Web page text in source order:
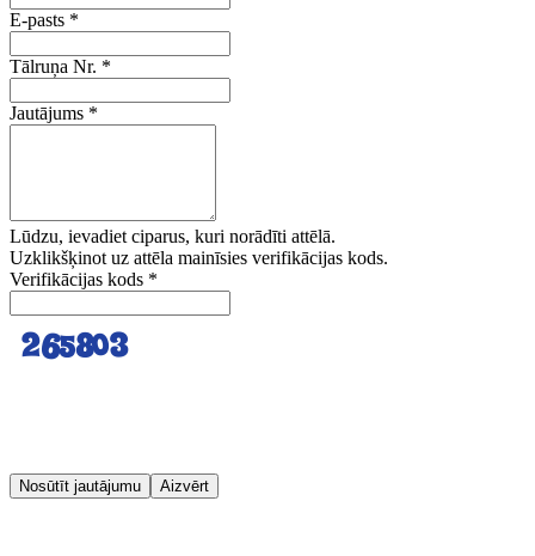
E-pasts *
Tālruņa Nr. *
Jautājums *
Lūdzu, ievadiet ciparus, kuri norādīti attēlā.
Uzklikšķinot uz attēla mainīsies verifikācijas kods.
Verifikācijas kods *
Nosūtīt jautājumu Aizvērt